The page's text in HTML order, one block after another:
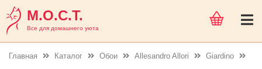
М.О.С.Т.
Все для домашнего уюта
Главная Каталог Обои Allesandro Allori Giardino